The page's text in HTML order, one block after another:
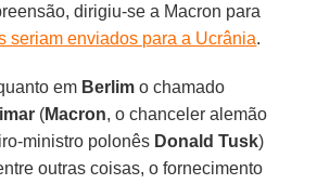
dirigiu-se a Macron para
seriam enviados para a Ucrânia.
em Berlim o chamado
(Macron, o chanceler alemão
ministro polonês Donald Tusk)
outras coisas, o fornecimento